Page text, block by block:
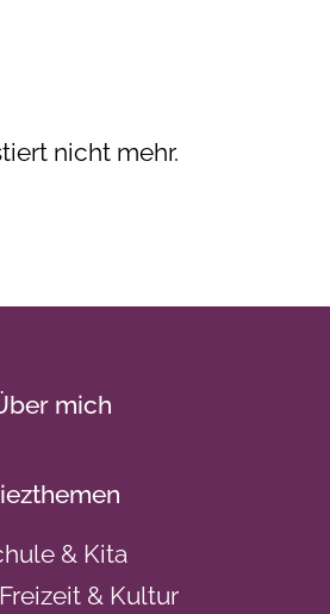
nicht mehr.
mich
& Kita
& Kultur